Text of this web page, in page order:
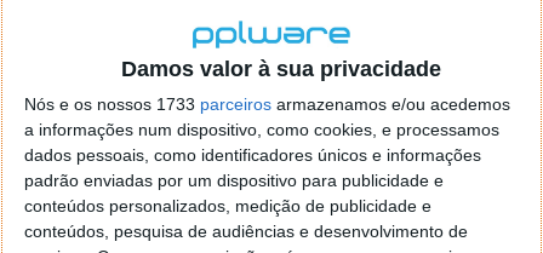
Damos valor à sua privacidade
Nós e os nossos 1733 parceiros armazenamos e/ou acedemos
a informações num dispositivo, como cookies, e processamos
dados pessoais, como identificadores únicos e informações
padrão enviadas por um dispositivo para publicidade e
conteúdos personalizados, medição de publicidade e
conteúdos, pesquisa de audiências e desenvolvimento de
o firefox como browser predefenido
de control tudo e nada. Tou a comecar a desesperar, ate ja
tentei apagar o explorer na tentativa de forçar o uso do
firefox mas em vao. Kaso te lembres de outra dica fico
agradecido, caso contrario obrigado a mesma
Responder
Vítor M.
7 de Novembro de 2005 às 01:39